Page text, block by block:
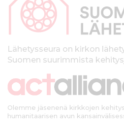
kLähetysseura on kirkon
Suomen suurimmista
Olemme jäsenenä kirkkojen
humanitaarisen avun